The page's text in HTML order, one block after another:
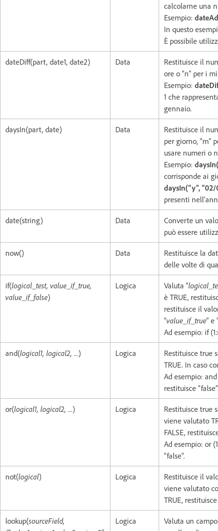
calcolarne una
Esempio:
In questo
È possibile
dateDiff(part, date1, date2) Data
Restituisce il
ore o “n” per i
Esempio:
1 che
gennaio.
daysIn(part, date) Data
Restituisce il
per giorno, “m”
usare numeri o
Esempio:
corrisponde ai
daysIn(“y”, “02/
presenti
date(string) Data
Converte un
può essere
now() Data
Restituisce la
delle volte di
if(logical_test, value_if_true,
value_if_false)
Logica Valuta “
è TRUE,
restituisce il
“value_if_true” e
Ad esempio: if
and(logical1, logical2, ...) Logica
Restituisce true
TRUE. In caso
Ad esempio: and
restituisce
or(logical1, logical2, ...) Logica
Restituisce true
viene valutato
FALSE,
Ad esempio: or
“false”.
not(logical) Logica
Restituisce il
viene valutato
TRUE,
lookup(sourceField,
Logica
Valuta un